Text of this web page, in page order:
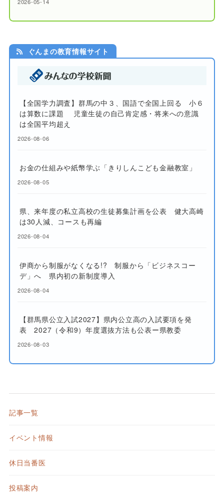
ぐんまの教育情報サイト
【全国学力調査】群馬の中３、国語で全国上回る 小６
は算数に課題 児童生徒の自己肯定感・将来への意識
は全国平均超え
2026-08-06
お金の仕組みや紙幣学ぶ「きりしんこども金融教室」
2026-08-05
県、来年度の私立高校の生徒募集計画を公表 健大高崎
は30人減、コースも再編
2026-08-04
伊商から制服がなくなる!? 制服から「ビジネスコー
デ」へ 県内初の新制度導入
2026-08-04
【群馬県公立入試2027】県内公立高の入試要項を発
表 2027（令和9）年度選抜方法も公表ー県教委
2026-08-03
記事一覧
イベント情報
休日当番医
投稿案内